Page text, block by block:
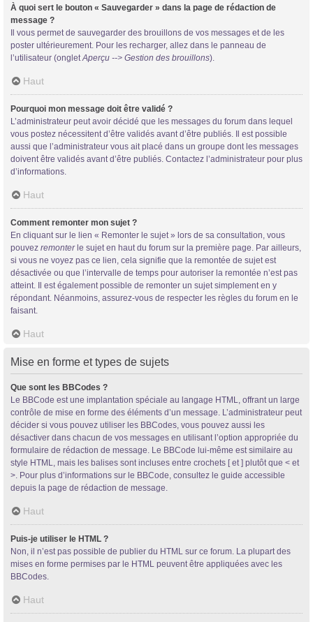
À quoi sert le bouton « Sauvegarder » dans la page de rédaction de
message ?
Il vous permet de sauvegarder des brouillons de vos messages et de les
poster ultérieurement. Pour les recharger, allez dans le panneau de
l’utilisateur (ongletAperçu --> Gestion des brouillons).
Haut
Pourquoi mon message doit être validé ?
L’administrateur peut avoir décidé que les messages du forum dans lequel
vous postez nécessitent d’être validés avant d’être publiés. Il est possible
aussi que l’administrateur vous ait placé dans un groupe dont les messages
doivent être validés avant d’être publiés. Contactez l’administrateur pour plus
d’informations.
Haut
Comment remonter mon sujet ?
En cliquant sur le lien « Remonter le sujet » lors de sa consultation, vous
pouvez remonterle sujet en haut du forum sur la première page. Par ailleurs,
si vous ne voyez pas ce lien, cela signifie que la remontée de sujet est
désactivée ou que l’intervalle de temps pour autoriser la remontée n’est pas
atteint. Il est également possible de remonter un sujet simplement en y
répondant. Néanmoins, assurez-vous de respecter les règles du forum en le
faisant.
Haut
Mise en forme et types de sujets
Que sont les BBCodes ?
Le BBCode est une implantation spéciale au langage HTML, offrant un large
contrôle de mise en forme des éléments d’un message. L’administrateur peut
décider si vous pouvez utiliser les BBCodes, vous pouvez aussi les
désactiver dans chacun de vos messages en utilisant l’option appropriée du
formulaire de rédaction de message. Le BBCode lui-même est similaire au
style HTML, mais les balises sont incluses entre crochets [ et ] plutôt que < et
>. Pour plus d’informations sur le BBCode, consultez le guide accessible
depuis la page de rédaction de message.
Haut
Puis-je utiliser le HTML ?
Non, il n’est pas possible de publier du HTML sur ce forum. La plupart des
mises en forme permises par le HTML peuvent être appliquées avec les
BBCodes.
Haut